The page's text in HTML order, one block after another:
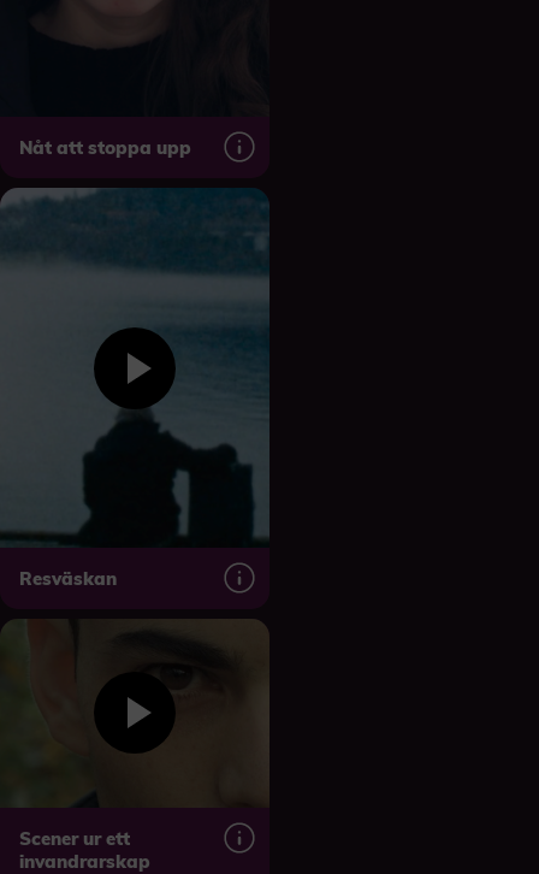
Nåt att stoppa upp
Resväskan
Scener ur ett
invandrarskap